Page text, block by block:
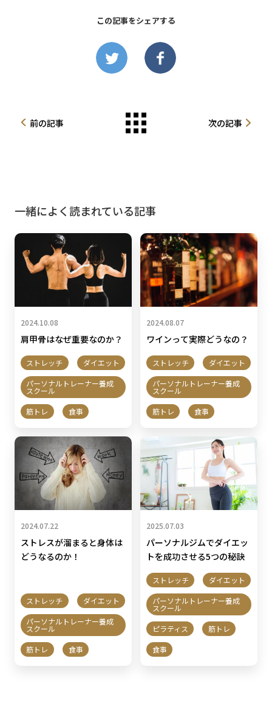
この記事をシェアする
前の記事 次の記事
一緒によく読まれている記事
2024.10.08
肩甲骨はなぜ重要なのか？
ストレッチ
ダイエット
パーソナルトレーナー養成
スクール
筋トレ
食事
2024.08.07
ワインって実際どうなの？
ストレッチ
ダイエット
パーソナルトレーナー養成
スクール
筋トレ
食事
2024.07.22
ストレスが溜まると身体は
どうなるのか！
ストレッチ
ダイエット
パーソナルトレーナー養成
スクール
筋トレ
食事
2025.07.03
パーソナルジムでダイエッ
トを成功させる5つの秘訣
ストレッチ
ダイエット
パーソナルトレーナー養成
スクール
ピラティス
筋トレ
食事